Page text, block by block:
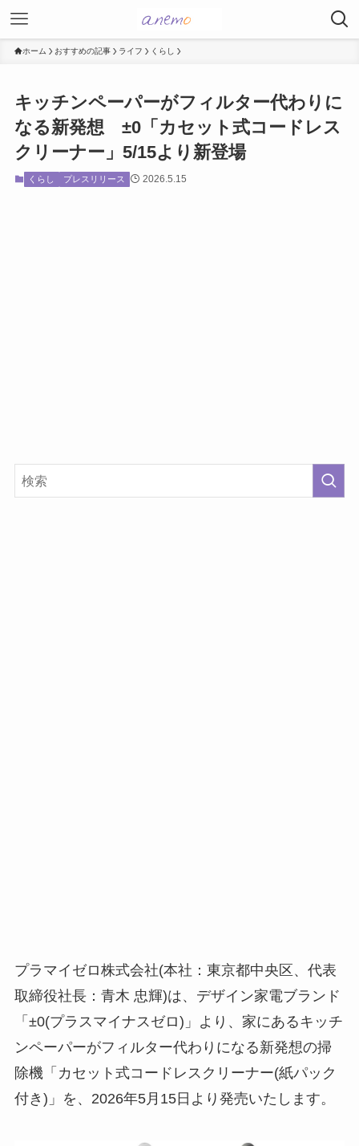
ホーム おすすめの記事 ライフ くらし
キッチンペーパーがフィルター代わりに
なる新発想 ±0「カセット式コードレス
クリーナー」5/15より新登場
くらし プレスリリース 2026.5.15
プラマイゼロ株式会社(本社：東京都中央区、代表
取締役社長：青木 忠輝)は、デザイン家電ブランド
「±0(プラスマイナスゼロ)」より、家にあるキッチ
ンペーパーがフィルター代わりになる新発想の掃
除機「カセット式コードレスクリーナー(紙パック
付き)」を、2026年5月15日より発売いたします。